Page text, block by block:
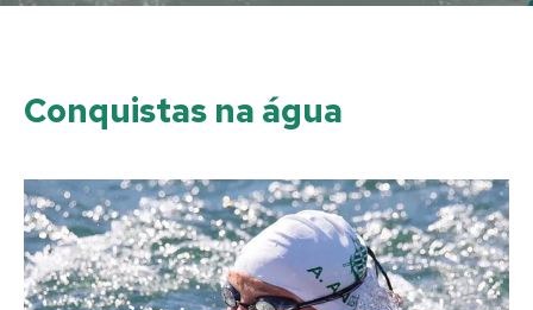
Conquistas na água